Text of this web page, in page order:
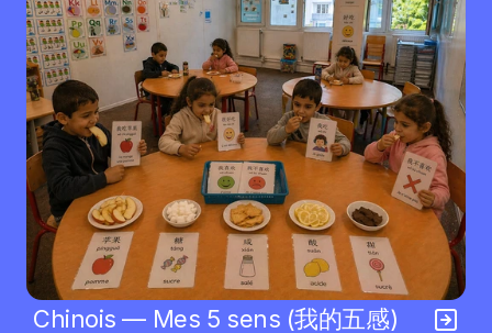
Chinois — Mes 5 sens (我的五感)